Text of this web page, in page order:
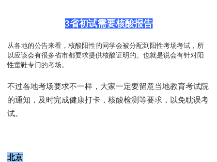
3省初试需要核酸报告
从各地的公告来看，核酸阳性的同学会被分配到阳性考场考试，所
以应该会有很多省市都要求提供核酸证明的。也就是说会有针对阳
性童鞋专门的考场。
不过各地考场要求不一样，大家一定要留意当地教育考试院
的通知，及时完成健康打卡，核酸检测等要求，以免耽误考
试。
北京